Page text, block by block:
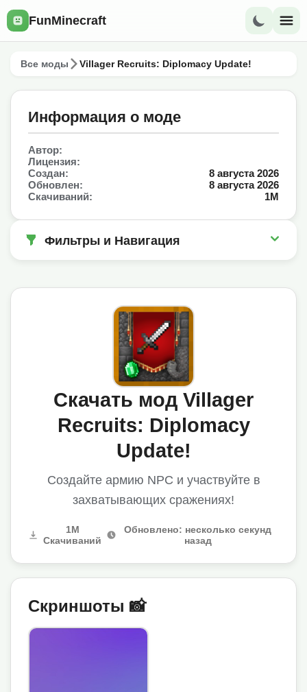
FunMinecraft
Все моды Villager Recruits: Diplomacy Update!
Скачать мод Villager
Recruits: Diplomacy
Update!
Создайте армию NPC и участвуйте в
захватывающих сражениях!
1M
Скачиваний
Обновлено: несколько секунд
назад
Скриншоты 📸
Информация о моде
Автор:
Лицензия:
Создан:
8 августа 2026
Обновлен:
8 августа 2026
Скачиваний:
1M
Фильтры и Навигация